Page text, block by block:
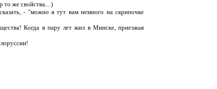
то же свойства... )
- "можно я тут вам немного на скрипочке
Когда я пару лет жил в Минске, приезжая